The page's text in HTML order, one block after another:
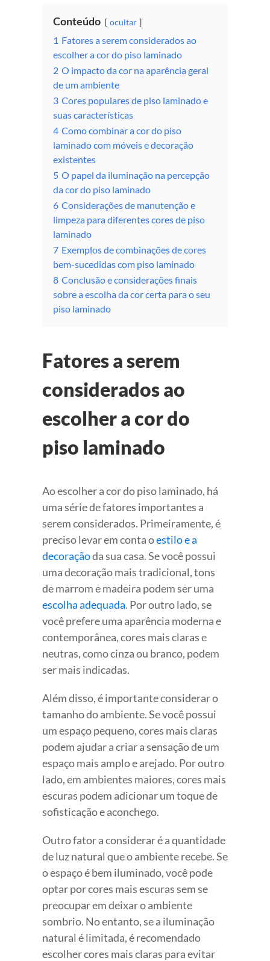
Conteúdo ocultar
1 Fatores a serem considerados ao
escolher a cor do piso laminado
2 O impacto da cor na aparência geral
de um ambiente
3 Cores populares de piso laminado e
suas características
4 Como combinar a cor do piso
laminado com móveis e decoração
existentes
5 O papel da iluminação na percepção
da cor do piso laminado
6 Considerações de manutenção e
limpeza para diferentes cores de piso
laminado
7 Exemplos de combinações de cores
bem-sucedidas com piso laminado
8 Conclusão e considerações finais
sobre a escolha da cor certa para o seu
piso laminado
Fatores a serem
considerados ao
escolher a cor do
piso laminado
Ao escolher a cor do piso laminado, há
uma série de fatores importantes a
serem considerados. Primeiramente, é
preciso levar em conta oestilo e a
decoraçãoda sua casa. Se você possui
uma decoração mais tradicional, tons
de marrom e madeira podem ser uma
escolha adequada. Por outro lado, se
você prefere uma aparência moderna e
contemporânea, cores mais claras e
neutras, como cinza ou branco, podem
ser mais indicadas.
Além disso, é importante considerar o
tamanho do ambiente. Se você possui
um espaço pequeno, cores mais claras
podem ajudar a criar a sensação de um
espaço mais amplo e arejado. Por outro
lado, em ambientes maiores, cores mais
escuras podem adicionar um toque de
sofisticação e aconchego.
Outro fator a considerar é a quantidade
de luz natural que o ambiente recebe. Se
o espaço é bem iluminado, você pode
optar por cores mais escuras sem se
preocupar em deixar o ambiente
sombrio. No entanto, se a iluminação
natural é limitada, é recomendado
escolher cores mais claras para evitar